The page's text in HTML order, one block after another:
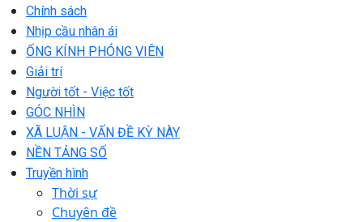
Chính sách
Nhịp cầu nhân ái
ỐNG KÍNH PHÓNG VIÊN
Giải trí
Người tốt - Việc tốt
GÓC NHÌN
XÃ LUẬN - VẤN ĐỀ KỲ NÀY
NỀN TẢNG SỐ
Truyền hình
Thời sự
Chuyên đề